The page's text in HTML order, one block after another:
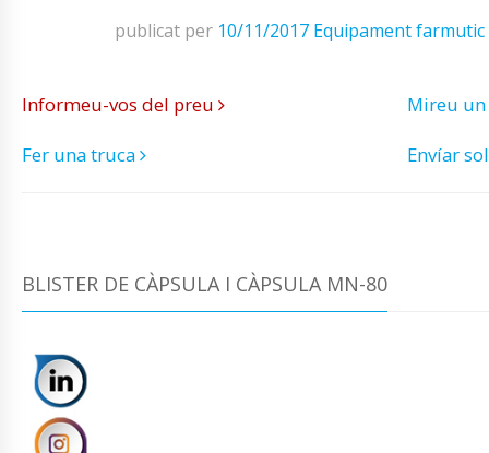
publicat per 10/11/2017 Equipament farmutic
Informeu-vos del preu
Mireu
Fer una truca
Envíar
BLISTER DE CÀPSULA I CÀPSULA MN-80